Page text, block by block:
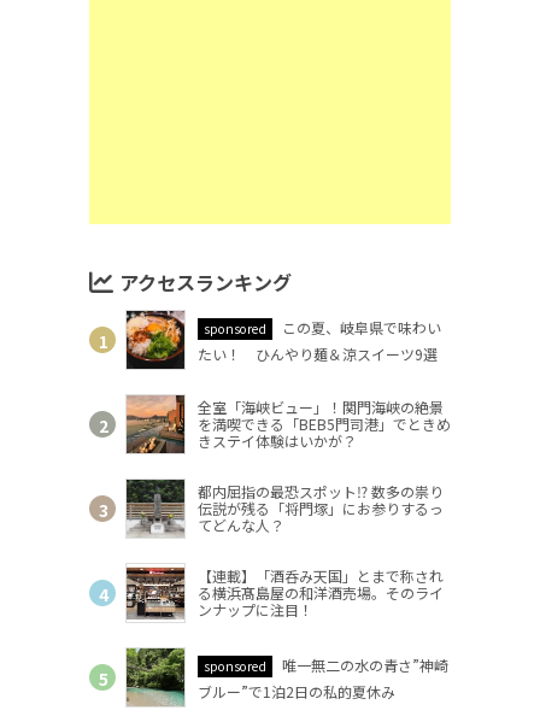
アクセスランキング
sponsored
この夏、岐阜県で味わい
たい！ ひんやり麺＆涼スイーツ9選
全室「海峡ビュー」！関門海峡の絶景
を満喫できる「BEB5門司港」でときめ
きステイ体験はいかが？
都内屈指の最恐スポット⁉ 数多の祟り
伝説が残る「将門塚」にお参りするっ
てどんな人？
【連載】「酒呑み天国」とまで称され
る横浜髙島屋の和洋酒売場。そのライ
ンナップに注目！
sponsored
唯一無二の水の青さ”神崎
ブルー”で1泊2日の私的夏休み